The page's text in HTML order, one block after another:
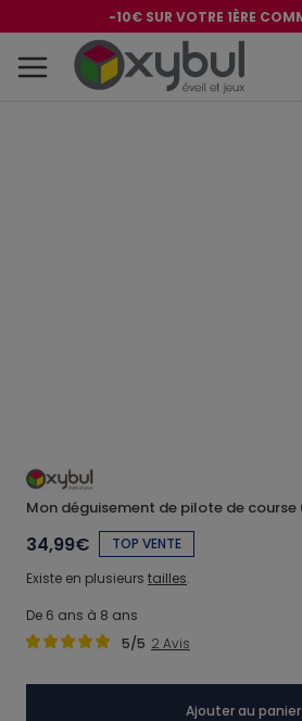
-10€ SUR VOTRE 1ÈRE
-8€ POUR SON ANNIVERSAIRE
-10€ SUR VOTRE 1ÈRE
Mon déguisement de pilote de course
34,99€
TOP VENTE
Existe en plusieurs tailles.
De 6 ans à 8 ans
5/5 2 Avis
Ajouter au panier